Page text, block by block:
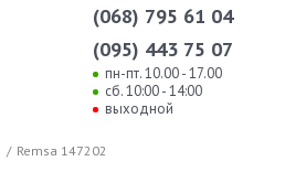
(068) 795 61 04
(095) 443 75 07
пн-пт. 10.00 - 17.00
сб. 10:00 - 14:00
выходной
/ Remsa 147202